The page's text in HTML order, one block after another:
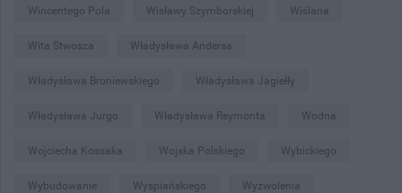
Wincentego Pola Wisławy Szymborskiej Wiślana
Wita Stwosza Władysława Andersa
Władysława Broniewskiego Władysława Jagiełły
Władysława Jurgo Władysława Reymonta Wodna
Wojciecha Kossaka Wojska Polskiego Wybickiego
Wybudowanie Wyspiańskiego Wyzwolenia